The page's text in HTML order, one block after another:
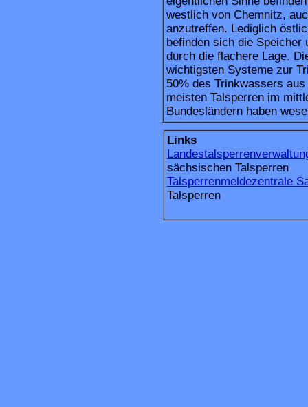
westlich von Chemnitz,
anzutreffen. Lediglich
befinden sich die Speicher
durch die flachere Lage.
wichtigsten Systeme zur
50% des Trinkwassers
meisten Talsperren im
Bundesländern haben
Links
sächsischen Talsperren
Talsperrenmeldezentrale
Talsperren